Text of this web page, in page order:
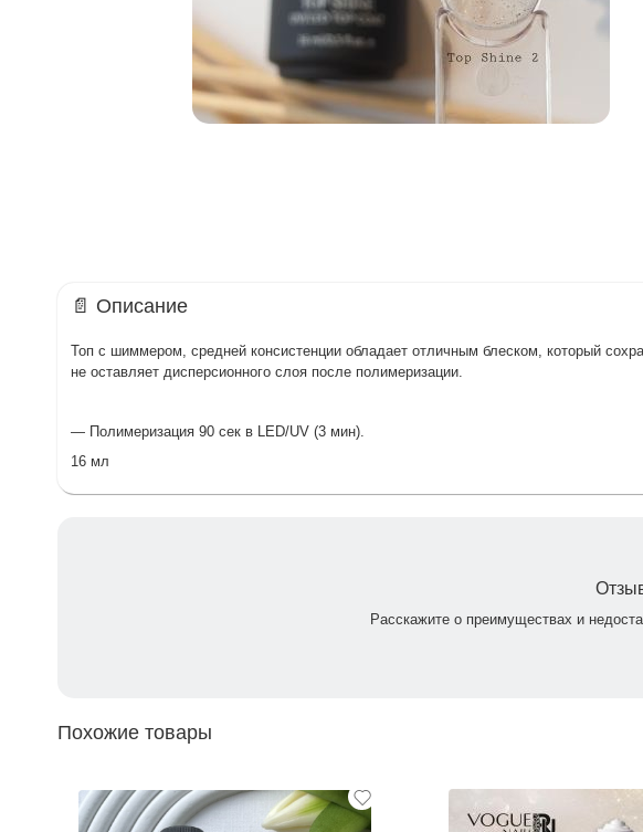
📄 Описание
Топ с шиммером, средней консистенции обладает отличным блеском, который
не оставляет дисперсионного слоя после полимеризации.
— Полимеризация 90 сек в LED/UV (3 мин).
16 мл
Расскажите о преимуществах и
Похожие товары